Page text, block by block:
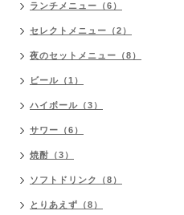
ランチメニュー（6）
セレクトメニュー（2）
夜のセットメニュー（8）
ビール（1）
ハイボール（3）
サワー（6）
焼酎（3）
ソフトドリンク（8）
とりあえず（8）